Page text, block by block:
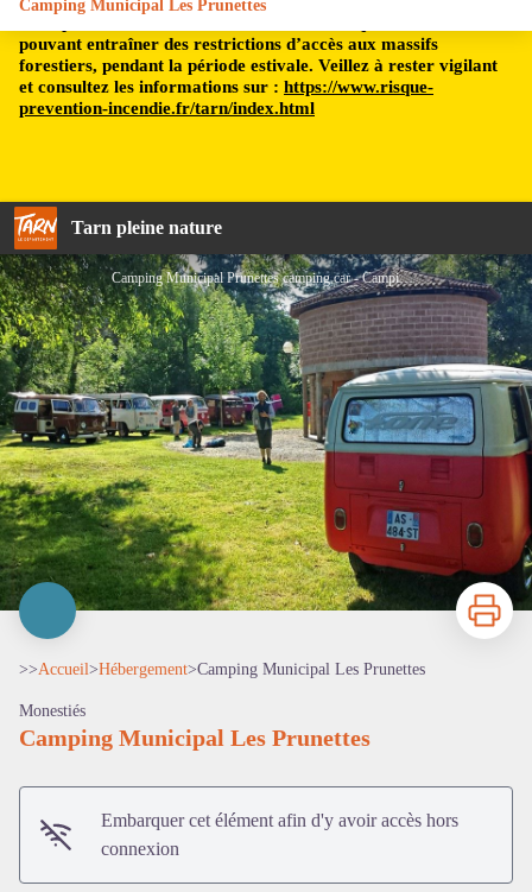
pouvant entraîner des restrictions d’accès aux massifs
forestiers, pendant la période estivale. Veillez à rester vigilant
et consultez les informations sur : https://www.risque-
prevention-incendie.fr/tarn/index.html
Tarn pleine nature
Camping Municipal Les Prunettes
Camping Municipal Prunettes camping car - Camping Municipal Prunettes
Imprimer
>>Accueil>Hébergement>Camping Municipal Les Prunettes
Monestiés
Camping Municipal Les Prunettes
Embarquer cet élément afin d'y avoir accès hors
connexion